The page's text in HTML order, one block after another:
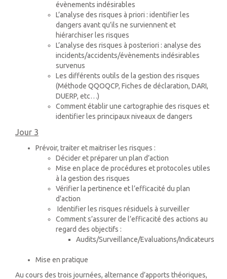
évènements indésirables
L’analyse des risques à priori : identifier les
dangers avant qu’ils ne surviennent et
hiérarchiser les risques
L’analyse des risques à posteriori : analyse des
incidents/accidents/évènements indésirables
survenus
Les différents outils de la gestion des risques
(Méthode QQOQCP, Fiches de déclaration, DARI,
DUERP, etc…)
Comment établir une cartographie des risques et
identifier les principaux niveaux de dangers
Jour 3
Prévoir, traiter et maitriser les risques :
Décider et préparer un plan d’action
Mise en place de procédures et protocoles utiles
à la gestion des risques
Vérifier la pertinence et l’efficacité du plan
d’action
Identifier les risques résiduels à surveiller
Comment s’assurer de l’efficacité des actions au
regard des objectifs :
Audits/Surveillance/Evaluations/Indicateurs
Mise en pratique
Au cours des trois journées, alternance d’apports théoriques,